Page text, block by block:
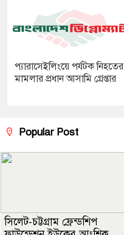
প্যারাসেইলিংয়ে পর্যটক নিহতের
মামলার প্রধান আসামি গ্রেপ্তার
Popular Post
সিলেট-চট্টগ্রাম ফ্রেন্ডশিপ